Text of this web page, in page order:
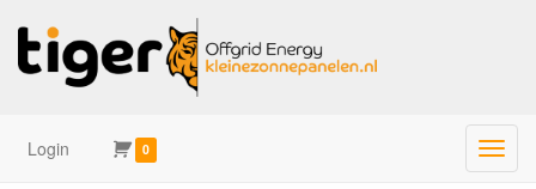
Login 0 Menu